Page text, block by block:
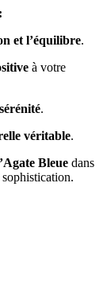
et l’équilibre.
à votre
.
véritable.
Bleue dans